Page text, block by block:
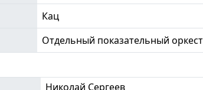
Кац
Отдельный показательный
Николай Сергеев